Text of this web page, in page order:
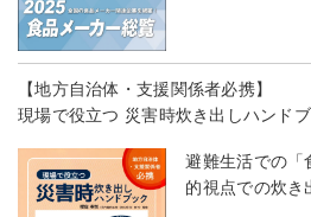
【地方自治体・支援関係者必携】
現場で役立つ 災害時炊き出しハンド
避難生活での「
的視点での炊き